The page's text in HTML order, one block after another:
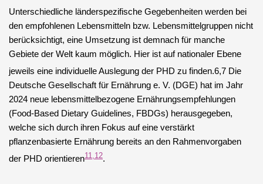
Unterschiedliche länderspezifische Gegebenheiten werden bei
den empfohlenen Lebensmitteln bzw. Lebensmittelgruppen nicht
berücksichtigt, eine Umsetzung ist demnach für manche
Gebiete der Welt kaum möglich. Hier ist auf nationaler Ebene
jeweils eine individuelle Auslegung der PHD zu finden.6,7 Die
Deutsche Gesellschaft für Ernährung e. V. (DGE) hat im Jahr
2024 neue lebensmittelbezogene Ernährungsempfehlungen
(Food-Based Dietary Guidelines, FBDGs) herausgegeben,
welche sich durch ihren Fokus auf eine verstärkt
pflanzenbasierte Ernährung bereits an den Rahmenvorgaben
der PHD orientieren11,12.